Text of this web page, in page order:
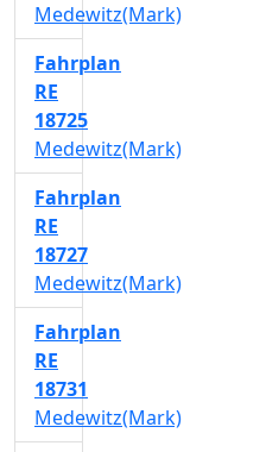
Medewitz(Mark)
Fahrplan
RE
18725
Medewitz(Mark)
Fahrplan
RE
18727
Medewitz(Mark)
Fahrplan
RE
18731
Medewitz(Mark)